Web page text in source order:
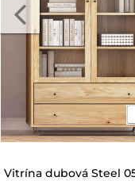
Dubový regál Japandi